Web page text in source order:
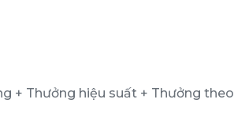
+ Thưởng hiệu suất + Thưởng theo